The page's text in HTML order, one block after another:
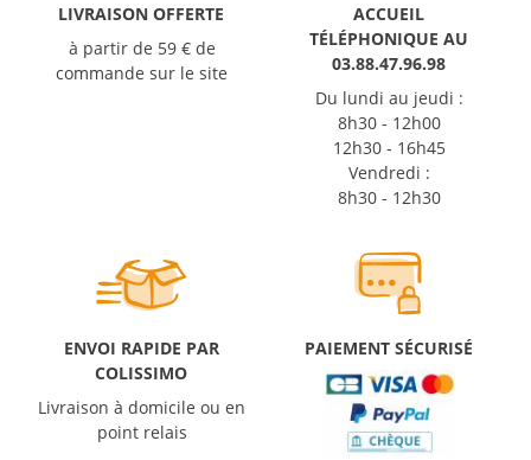
LIVRAISON OFFERTE
à partir de 59 € de
commande sur le site
ACCUEIL
TÉLÉPHONIQUE AU
03.88.47.96.98
Du lundi au jeudi :
8h30 - 12h00
12h30 - 16h45
Vendredi :
8h30 - 12h30
ENVOI RAPIDE PAR
COLISSIMO
Livraison à domicile ou en
point relais
PAIEMENT SÉCURISÉ